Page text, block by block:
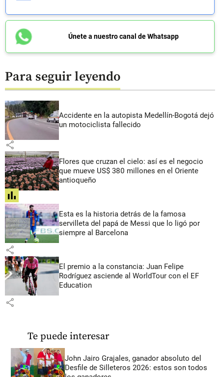
Únete a nuestro canal de Whatsapp
Para seguir leyendo
Accidente en la autopista Medellín-Bogotá dejó
un motociclista fallecido
share
Flores que cruzan el cielo: así es el negocio
que mueve US$ 380 millones en el Oriente
antioqueño
share
Esta es la historia detrás de la famosa
servilleta del papá de Messi que lo ligó por
siempre al Barcelona
share
El premio a la constancia: Juan Felipe
Rodríguez asciende al WorldTour con el EF
Education
share
Te puede interesar
John Jairo Grajales, ganador absoluto del
Desfile de Silleteros 2026: estos son todos